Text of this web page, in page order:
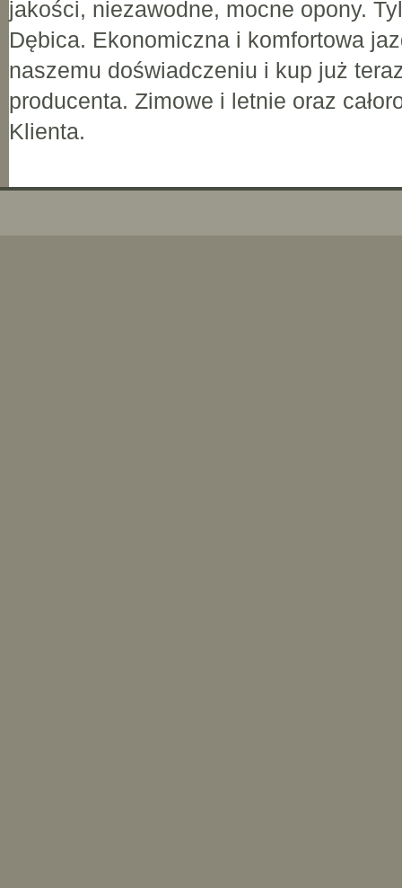
jakości, niezawodne, mocne opony.
Dębica. Ekonomiczna i komfortowa
naszemu doświadczeniu i kup już
producenta. Zimowe i letnie oraz
Klienta.